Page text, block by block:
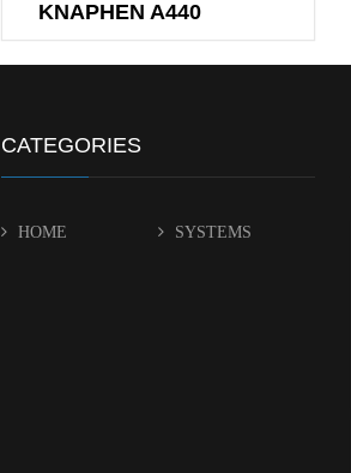
KNAPHEN A440
CATEGORIES
HOME SYSTEMS